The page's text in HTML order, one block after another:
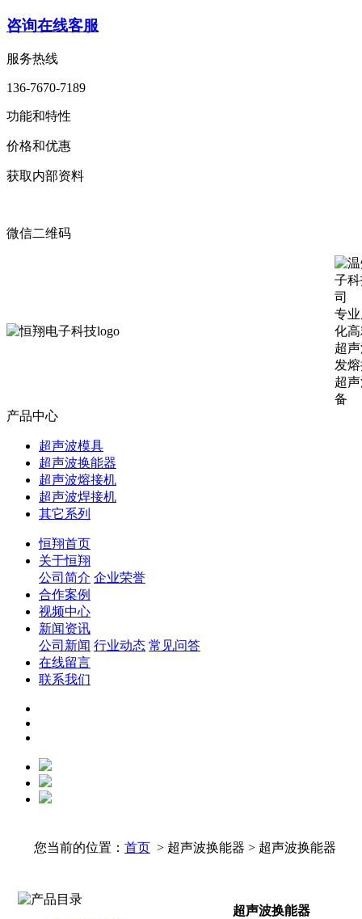
咨询在线客服
服务热线
136-7670-7189
功能和特性
价格和优惠
获取内部资料
微信二维码
专
化
超
发
超
备
产品中心
超声波模具
超声波换能器
超声波熔接机
超声波焊接机
其它系列
恒翔首页
关于恒翔
公司简介 企业荣誉
合作案例
视频中心
新闻资讯
公司新闻 行业动态 常见问答
在线留言
联系我们
您当前的位置： 首页 > 超声波换能器 > 超声波换能器
超声波换能器